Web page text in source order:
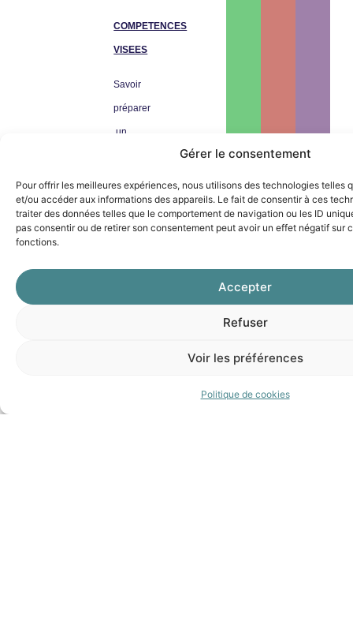
Gérer le consentement
Pour offrir les meilleures expériences, nous utilisons des technologies telles
et/ou accéder aux informations des appareils. Le fait de consentir à ces
traiter des données telles que le comportement de navigation ou les ID
pas consentir ou de retirer son consentement peut avoir un effet négatif sur
fonctions.
Accepter
Refuser
Voir les préférences
Politique de cookies
COMPETENCES
VISEES
Savoir
préparer
un
Connaitre
les